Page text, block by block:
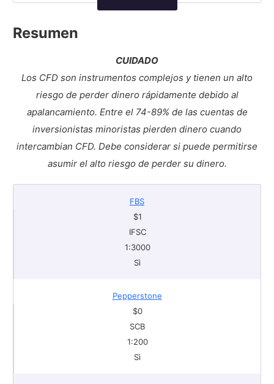
9. Roboforex
¿Es posible hacer trading evitando las normas
del ESMA?
Resumen
CUIDADO
Los CFD son instrumentos complejos y tienen un alto
riesgo de perder dinero rápidamente debido al
apalancamiento. Entre el 74-89% de las cuentas de
inversionistas minoristas pierden dinero cuando
intercambian CFD. Debe considerar si puede permitirse
asumir el alto riesgo de perder su dinero.
FBS
$1
IFSC
1:3000
Sì
Pepperstone
$0
SCB
1:200
Sì